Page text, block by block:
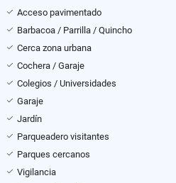
Acceso pavimentado
Barbacoa / Parrilla / Quincho
Cerca zona urbana
Cochera / Garaje
Colegios / Universidades
Garaje
Jardín
Parqueadero visitantes
Parques cercanos
Vigilancia